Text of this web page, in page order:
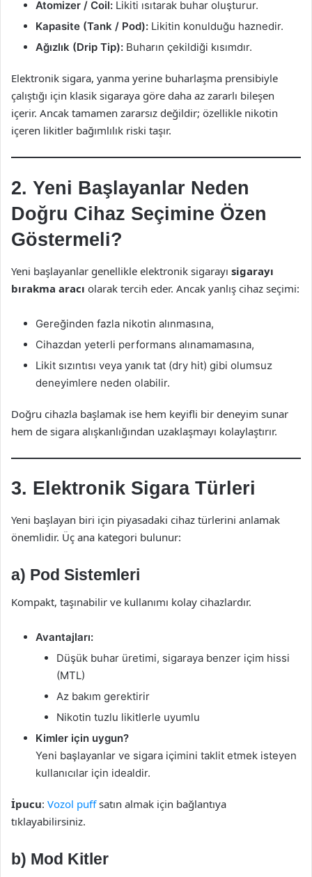
Atomizer / Coil: Likiti ısıtarak buhar oluşturur.
Kapasite (Tank / Pod): Likitin konulduğu haznedir.
Ağızlık (Drip Tip): Buharın çekildiği kısımdır.
Elektronik sigara, yanma yerine buharlaşma prensibiyle
çalıştığı için klasik sigaraya göre daha az zararlı bileşen
içerir. Ancak tamamen zararsız değildir; özellikle nikotin
içeren likitler bağımlılık riski taşır.
2. Yeni Başlayanlar Neden
Doğru Cihaz Seçimine Özen
Göstermeli?
Yeni başlayanlar genellikle elektronik sigarayı sigarayı
bırakma aracı olarak tercih eder. Ancak yanlış cihaz seçimi:
Gereğinden fazla nikotin alınmasına,
Cihazdan yeterli performans alınamamasına,
Likit sızıntısı veya yanık tat (dry hit) gibi olumsuz
deneyimlere neden olabilir.
Doğru cihazla başlamak ise hem keyifli bir deneyim sunar
hem de sigara alışkanlığından uzaklaşmayı kolaylaştırır.
3. Elektronik Sigara Türleri
Yeni başlayan biri için piyasadaki cihaz türlerini anlamak
önemlidir. Üç ana kategori bulunur:
a) Pod Sistemleri
Kompakt, taşınabilir ve kullanımı kolay cihazlardır.
Avantajları:
Düşük buhar üretimi, sigaraya benzer içim hissi
(MTL)
Az bakım gerektirir
Nikotin tuzlu likitlerle uyumlu
Kimler için uygun?
Yeni başlayanlar ve sigara içimini taklit etmek isteyen
kullanıcılar için idealdir.
İpucu: Vozol puffsatın almak için bağlantıya
tıklayabilirsiniz.
b) Mod Kitler